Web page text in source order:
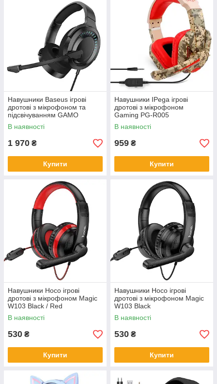
Навушники Baseus ігрові
дротові з мікрофоном та
підсвічуванням GAMO
Immersive Virtual 3D Game
В наявності
1 970 ₴
Купити
Навушники IPega ігрові
дротові з мікрофоном
Gaming PG-R005
Comouflage/Red
В наявності
959 ₴
Купити
Навушники Hoco ігрові
дротові з мікрофоном Magic
W103 Black / Red
В наявності
530 ₴
Купити
Навушники Hoco ігрові
дротові з мікрофоном Magic
W103 Black
В наявності
530 ₴
Купити